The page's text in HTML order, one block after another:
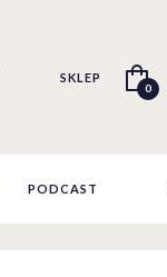
SKLEP
0
PODCAST